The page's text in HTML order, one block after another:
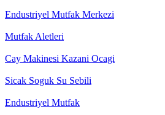
Endustriyel Mutfak Merkezi
Mutfak Aletleri
Cay Makinesi Kazani Ocagi
Sicak Soguk Su Sebili
Endustriyel Mutfak